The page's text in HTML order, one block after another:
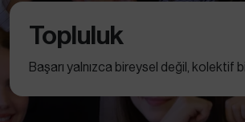
Topluluk
Başarı yalnızca bireysel değil, kolektif